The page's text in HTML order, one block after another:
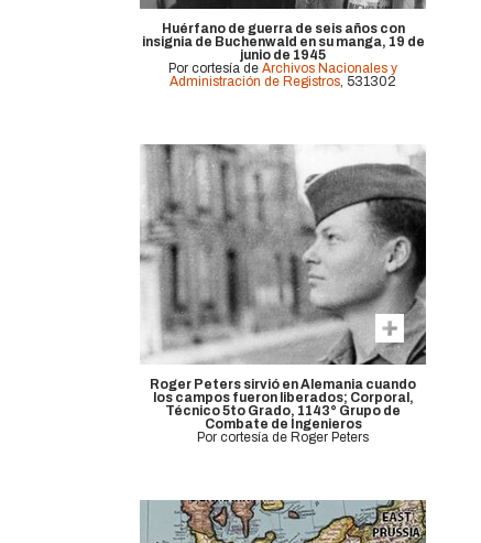
Huérfano de guerra de seis años con
insignia de Buchenwald en su manga, 19 de
junio de 1945
Por cortesía de Archivos Nacionales y
Administración de Registros, 531302
Roger Peters sirvió en Alemania cuando
los campos fueron liberados; Corporal,
Técnico 5to Grado, 1143° Grupo de
Combate de Ingenieros
Por cortesía de Roger Peters